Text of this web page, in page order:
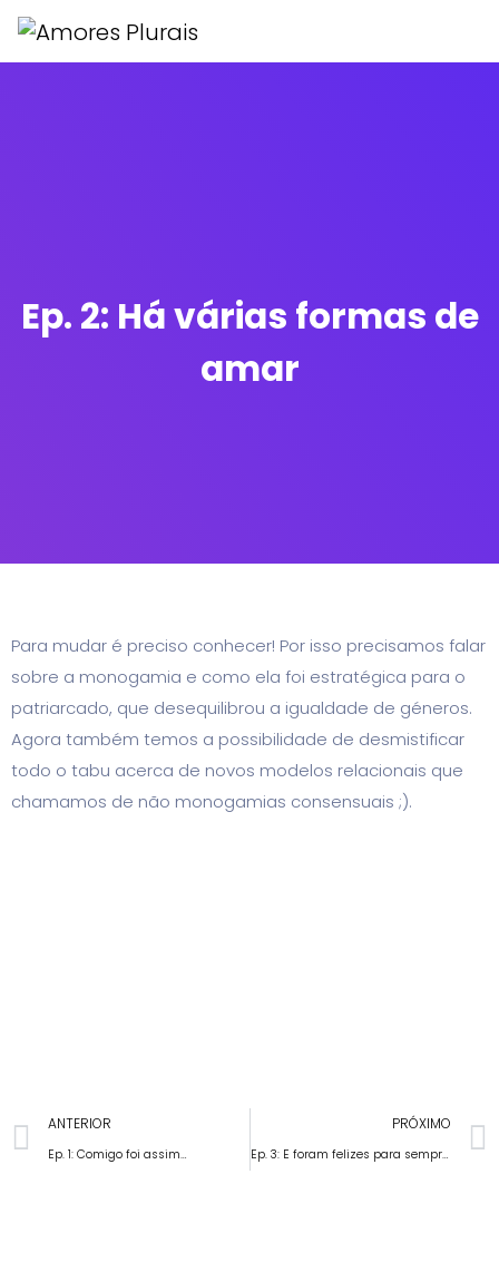
Ep. 2: Há várias formas de
amar
Para mudar é preciso conhecer! Por isso precisamos falar
sobre a monogamia e como ela foi estratégica para o
patriarcado, que desequilibrou a igualdade de géneros.
Agora também temos a possibilidade de desmistificar
todo o tabu acerca de novos modelos relacionais que
chamamos de não monogamias consensuais ;).
ANTERIOR
Ep. 1: Comigo foi assim…
PRÓXIMO
Ep. 3: E foram felizes para sempre…